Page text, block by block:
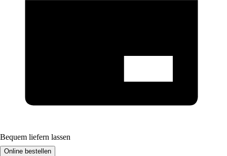
Bequem liefern lassen
Online bestellen